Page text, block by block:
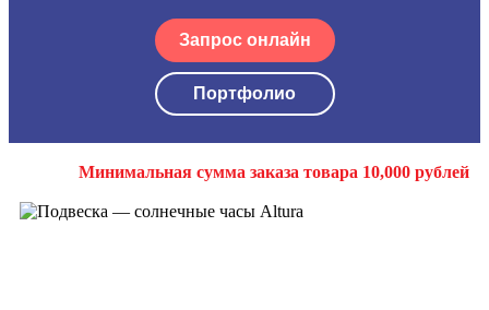
Запрос онлайн
Портфолио
Минимальная сумма заказа товара 10,000 рублей